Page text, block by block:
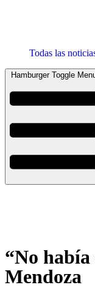
Todas las
Hamburger Toggle
“No
Mendoza